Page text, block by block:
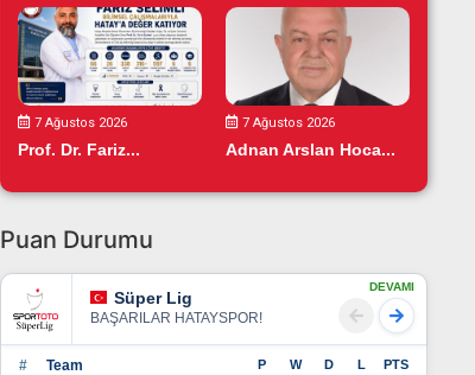
7 Ağustos 2026
Prof. Dr. Fariz...
7 Ağustos 2026
Adnan Arslan Hoca...
Puan Durumu
Süper Lig
BAŞARILAR HATAYSPOR!
DEVAMI
# Team P W D L PTS